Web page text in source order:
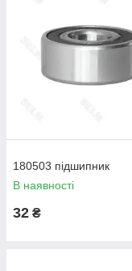
180503 підшипник
В наявності
32 ₴